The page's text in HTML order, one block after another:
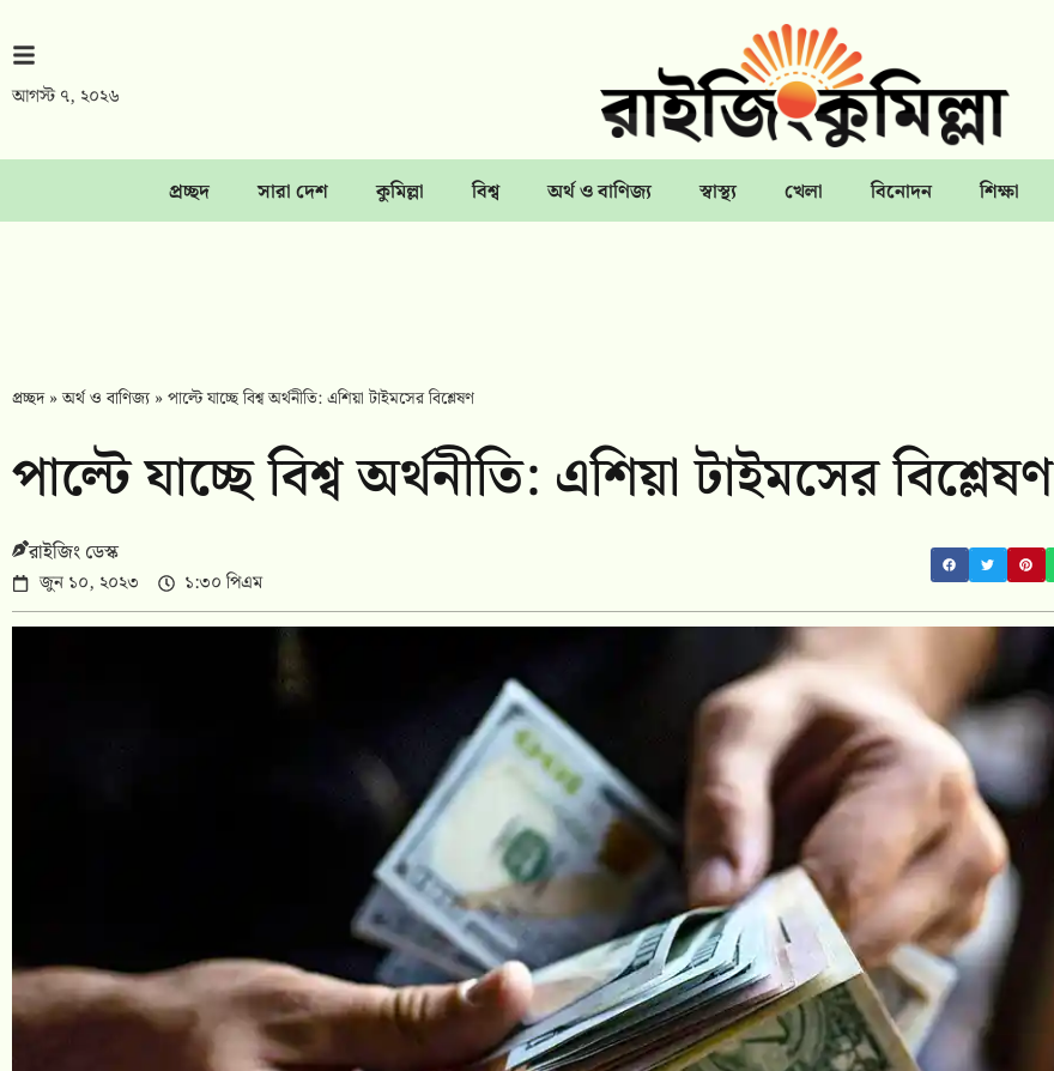
আগস্ট ৭, ২০২৬
প্রচ্ছদ সারা দেশ কুমিল্লা বিশ্ব অর্থ ও বাণিজ্য স্বাস্থ্য খেলা বিনোদন শিক্ষা
প্রচ্ছদ»অর্থ ও বাণিজ্য»পাল্টে যাচ্ছে বিশ্ব অর্থনীতি: এশিয়া টাইমসের বিশ্লেষণ
পাল্টে যাচ্ছে বিশ্ব অর্থনীতি: এশিয়া টাইমসের বিশ্লেষণ
রাইজিং ডেস্ক
জুন ১০, ২০২৩ ১:৩০ পিএম